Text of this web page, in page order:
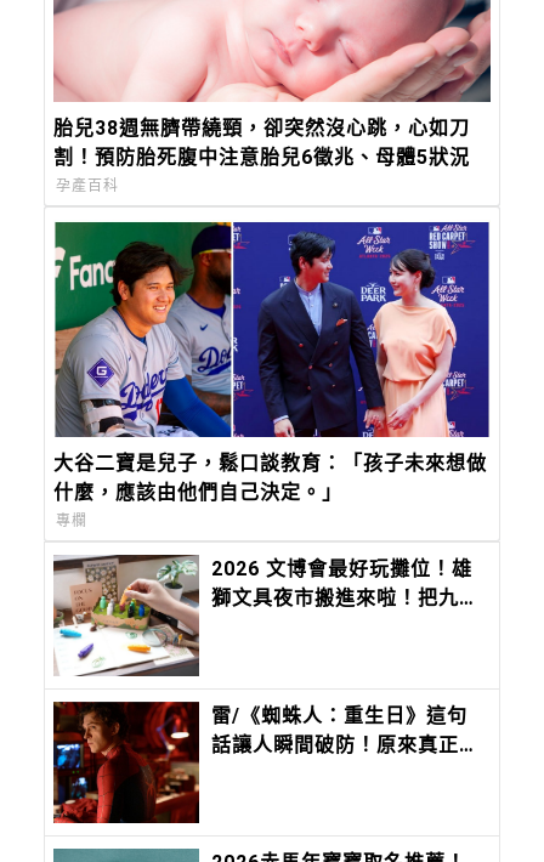
胎兒38週無臍帶繞頸，卻突然沒心跳，心如刀
割！預防胎死腹中注意胎兒6徵兆、母體5狀況
孕產百科
大谷二寶是兒子，鬆口談教育：「孩子未來想做
什麼，應該由他們自己決定。」
專欄
2026 文博會最好玩攤位！雄
獅文具夜市搬進來啦！把九層
雷/《蜘蛛人：重生日》這句
話讓人瞬間破防！原來真正無